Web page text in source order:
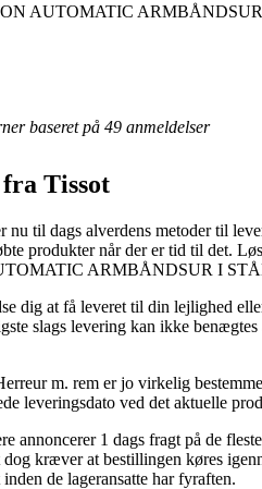
AUTOMATIC
baseret på 49 anmeldelser
Tissot
til dags alverdens metoder til
produkter når der er tid til det.
ARMBÅNDSUR I
dig at få leveret til din lejlighed
slags levering kan ikke
m. rem er jo virkelig
leveringsdato ved det aktuelle
annoncerer 1 dags fragt på de
kræver at bestillingen køres
de lageransatte har fyraften.